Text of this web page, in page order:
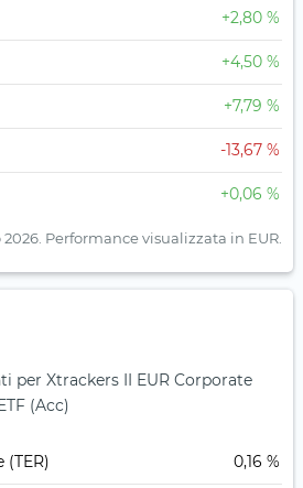
+2,80 %
+4,50 %
+7,79 %
-13,67 %
+0,06 %
Performance visualizzata in EUR.
per Xtrackers II EUR Corporate
(Acc)
0,16 %